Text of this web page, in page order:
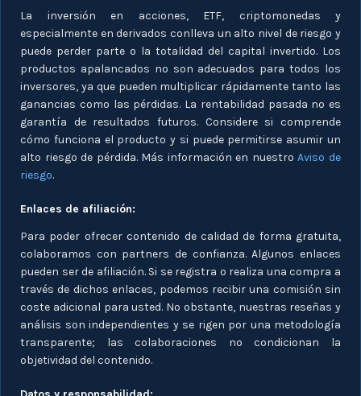
La inversión en acciones, ETF, criptomonedas y
especialmente en derivados conlleva un alto nivel de riesgo y
puede perder parte o la totalidad del capital invertido. Los
productos apalancados no son adecuados para todos los
inversores, ya que pueden multiplicar rápidamente tanto las
ganancias como las pérdidas. La rentabilidad pasada no es
garantía de resultados futuros. Considere si comprende
cómo funciona el producto y si puede permitirse asumir un
alto riesgo de pérdida. Más información en nuestroAviso de
riesgo.
Enlaces de afiliación:
Para poder ofrecer contenido de calidad de forma gratuita,
colaboramos con partners de confianza. Algunos enlaces
pueden ser de afiliación. Si se registra o realiza una compra a
través de dichos enlaces, podemos recibir una comisión sin
coste adicional para usted. No obstante, nuestras reseñas y
análisis son independientes y se rigen por una metodología
transparente; las colaboraciones no condicionan la
objetividad del contenido.